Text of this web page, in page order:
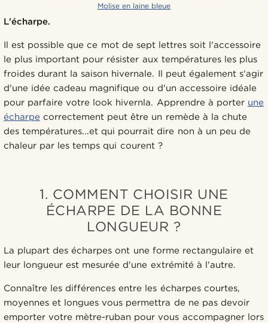
Molise en laine bleue
L'écharpe.
Il est possible que ce mot de sept lettres soit l'accessoire
le plus important pour résister aux températures les plus
froides durant la saison hivernale. Il peut également s'agir
d'une idée cadeau magnifique ou d'un accessoire idéale
pour parfaire votre look hivernla. Apprendre à porter une
écharpe correctement peut être un remède à la chute
des températures...et qui pourrait dire non à un peu de
chaleur par les temps qui courent ?
1. COMMENT CHOISIR UNE
ÉCHARPE DE LA BONNE
LONGUEUR ?
La plupart des écharpes ont une forme rectangulaire et
leur longueur est mesurée d'une extrémité à l'autre.
Connaître les différences entre les écharpes courtes,
moyennes et longues vous permettra de ne pas devoir
emporter votre mètre-ruban pour vous accompagner lors